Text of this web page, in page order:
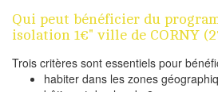
Qui peut bénéficier du
isolation 1€" ville de CORNY
Trois critères sont essentiels pour
habiter dans les zones